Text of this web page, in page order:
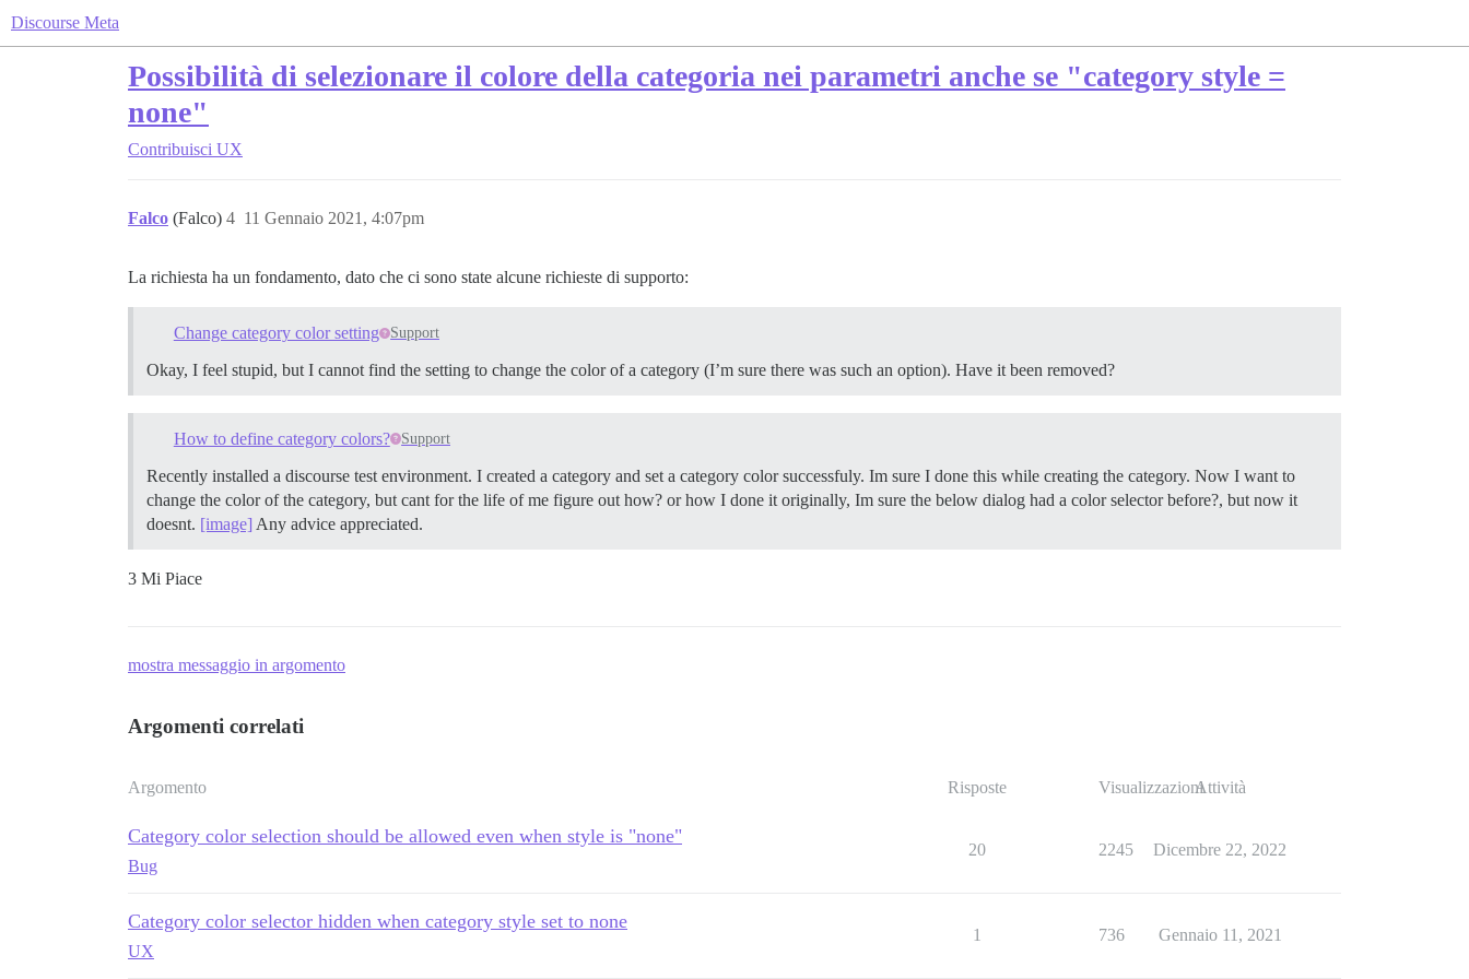
Discourse Meta
Possibilità di selezionare il colore della categoria nei parametri anche se "category style =
none"
Contribuisci UX
Falco (Falco) 11 Gennaio 2021, 4:07pm
4
La richiesta ha un fondamento, dato che ci sono state alcune richieste di supporto:
Change category color setting Support
Okay, I feel stupid, but I cannot find the setting to change the color of a category (I’m sure there was such an option). Have it been removed?
How to define category colors? Support
Recently installed a discourse test environment. I created a category and set a category color successfuly. Im sure I done this while creating the category. Now I want to
change the color of the category, but cant for the life of me figure out how? or how I done it originally, Im sure the below dialog had a color selector before?, but now it
doesnt. [image] Any advice appreciated.
3 Mi Piace
mostra messaggio in argomento
Argomenti correlati
Argomento Risposte VisualizzazioniAttività
Category color selection should be allowed even when style is "none"
Bug
20 2245 Dicembre 22, 2022
Category color selector hidden when category style set to none
UX
1 736 Gennaio 11, 2021